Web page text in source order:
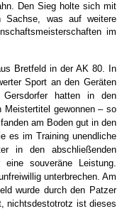
Den Sieg holte sich mit
Sachse, was auf weitere
im
Bretfeld in der AK 80. In
Sport an den Geräten
hatten in den
Meistertitel gewonnen – so
am Boden gut in den
es im Training unendliche
in den abschließenden
souveräne Leistung.
unterbrechen. Am
wurde durch den Patzer
nichtsdestotrotz ist dieses